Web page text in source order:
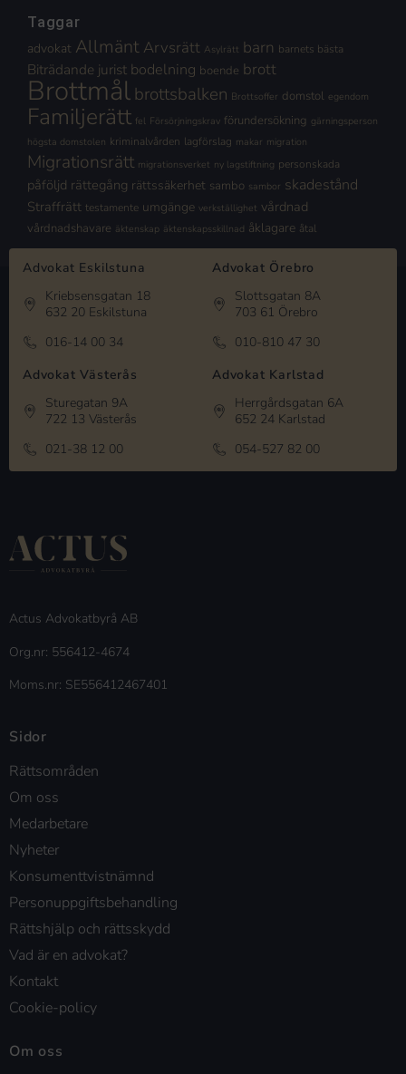
Taggar
advokat Allmänt Arvsrätt Asylrätt barn barnets bästa
Biträdande jurist bodelning boende brott
Brottmålbrottsbalken Brottsoffer domstol egendom
Familjerätt fel Försörjningskrav förundersökning gärningsperson
högsta domstolen kriminalvården lagförslag makar migration
Migrationsrätt migrationsverket ny lagstiftning personskada
påföljd rättegång rättssäkerhet sambo sambor skadestånd
Straffrätt testamente umgänge verkställighet vårdnad
vårdnadshavare äktenskap äktenskapsskillnad åklagare åtal
Advokat Eskilstuna
Kriebsensgatan 18
632 20 Eskilstuna
016-14 00 34
Advokat Örebro
Slottsgatan 8A
703 61 Örebro
010-810 47 30
Advokat Västerås
Sturegatan 9A
722 13 Västerås
021-38 12 00
Advokat Karlstad
Herrgårdsgatan 6A
652 24 Karlstad
054-527 82 00
Actus Advokatbyrå AB
Org.nr: 556412-4674
Moms.nr: SE556412467401
Sidor
Rättsområden
Om oss
Medarbetare
Nyheter
Konsumenttvistnämnd
Personuppgiftsbehandling
Rättshjälp och rättsskydd
Vad är en advokat?
Kontakt
Cookie-policy
Om oss